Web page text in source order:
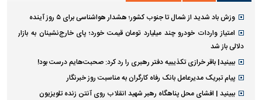
وزش باد شدید از شمال تا جنوب کشور؛ هشدار هواشناسی برای ۵ روز آینده
امتیاز واردات خودرو چند میلیارد تومان قیمت خورد؛ پای خارج‌نشینان به بازار
دلالی باز شد
ببینید| باقر خرازی تکذیبیه دفتر رهبری را رد کرد: صحبت‌هایم درست بود!
پیام تبریک مدیرعامل بانک رفاه کارگران به مناسبت روز خبرنگار
ببینید | افشای محل پناهگاه رهبر شهید انقلاب روی آنتن زنده تلویزیون